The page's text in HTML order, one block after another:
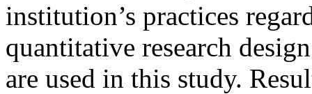
institution’s practices
quantitative research
are used in this study.